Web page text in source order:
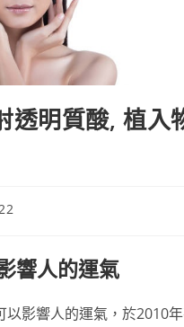
透明質酸, 植入
響人的運氣
以影響人的運氣，於2010